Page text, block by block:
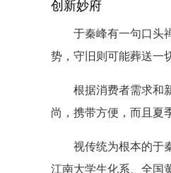
创新妙府
于秦峰有一句口头禅
势，守旧则可能葬送一
根据消费者需求和新
尚，携带方便，而且夏
视传统为根本的于秦
江南大学生化系、全国